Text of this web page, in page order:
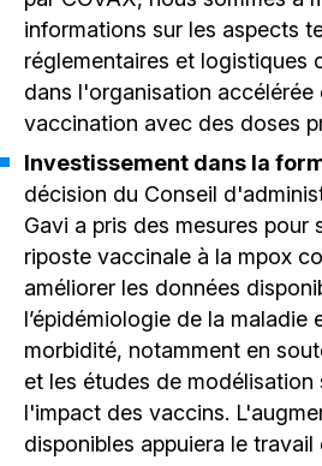
informations sur les aspects
réglementaires et logistiques
dans l'organisation accélérée
vaccination avec des doses
Investissement dans la
décision du Conseil
Gavi a pris des mesures pour
riposte vaccinale à la mpox
améliorer les données
l’épidémiologie de la maladie
morbidité, notamment en
et les études de
l'impact des vaccins.
disponibles appuiera le